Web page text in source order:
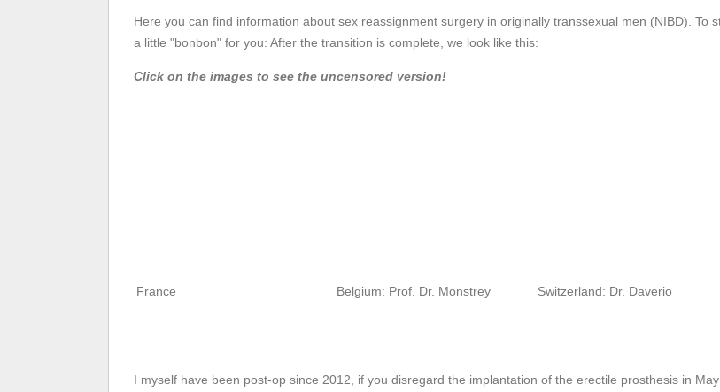
Here you can find information about sex reassignment surgery in originally transsexual men (NIBD). To
a little "bonbon" for you: After the transition is complete, we look like this:
Click on the images to see the uncensored version!
France Belgium: Prof. Dr. Monstrey Switzerland: Dr. Daverio
I myself have been post-op since 2012, if you disregard the implantation of the erectile prosthesis in May